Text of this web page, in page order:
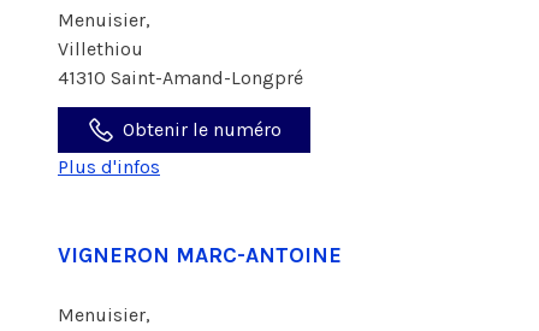
Menuisier,
Villethiou
41310 Saint-Amand-Longpré
Obtenir le numéro
Plus d'infos
VIGNERON MARC-ANTOINE
Menuisier,